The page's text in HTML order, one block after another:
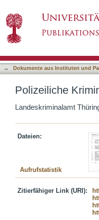
→ Dokumente aus Instituten und
Polizeiliche
Landeskriminalamt
Dateien:
Aufrufstatistik
Zitierfähiger Link (URI):